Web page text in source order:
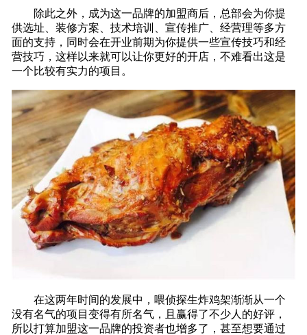
除此之外，成为这一品牌的加盟商后，总部会为你提
供选址、装修方案、技术培训、宣传推广、经营理等多方
面的支持，同时会在开业前期为你提供一些宣传技巧和经
营技巧，这样以来就可以让你更好的开店，不难看出这是
一个比较有实力的项目。
在这两年时间的发展中，喂侦探生炸鸡架渐渐从一个
没有名气的项目变得有所名气，且赢得了不少人的好评，
所以打算加盟这一品牌的投资者也增多了，甚至想要通过